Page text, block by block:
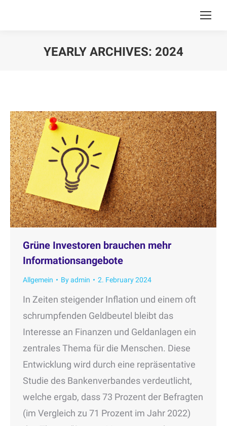
YEARLY ARCHIVES: 2024
Grüne Investoren brauchen mehr
Informationsangebote
Allgemein Byadmin 2. February 2024
In Zeiten steigender Inflation und einem oft
schrumpfenden Geldbeutel bleibt das
Interesse an Finanzen und Geldanlagen ein
zentrales Thema für die Menschen. Diese
Entwicklung wird durch eine repräsentative
Studie des Bankenverbandes verdeutlicht,
welche ergab, dass 73 Prozent der Befragten
(im Vergleich zu 71 Prozent im Jahr 2022)